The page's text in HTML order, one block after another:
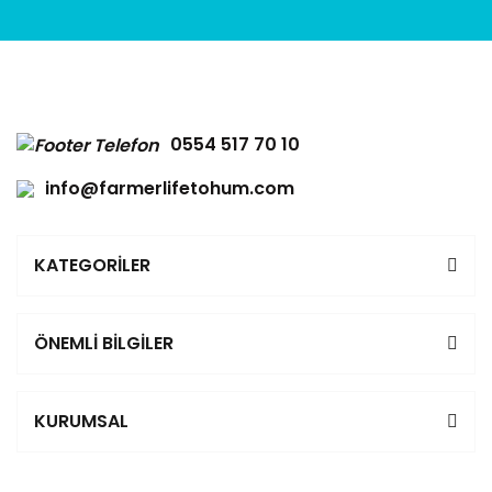
0554 517 70 10
info@farmerlifetohum.com
KATEGORİLER
ÖNEMLİ BİLGİLER
KURUMSAL